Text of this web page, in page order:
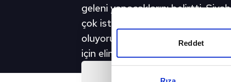
Reddet
geleni yapacaklarını belirtti.
çok istediğimiz ve ihtiyaç
oluyoruz ve gücümüze güç
için elimizden gelenin en iyisini